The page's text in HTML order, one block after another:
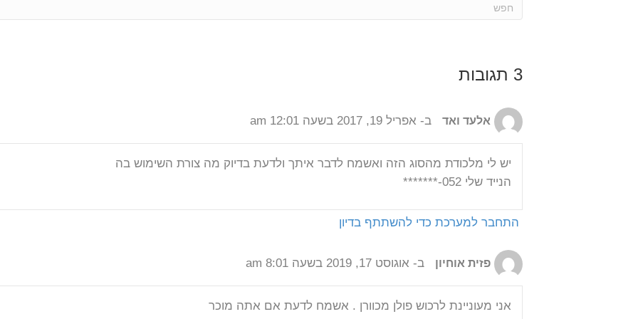
אלעד ואד ב- אפריל 19, 2017 בשעה 12:01 am
יש לי מלכודת מהסוג הזה ואשמח לדבר איתך ולדעת בדיוק מה צורת השימוש בה
הנייד שלי 052-*******
התחבר למערכת כדי להשתתף בדיון
פזית אוחיון ב- אוגוסט 17, 2019 בשעה 8:01 am
אני מעוניינת לרכוש פולן מכוורן . אשמח לדעת אם אתה מוכר